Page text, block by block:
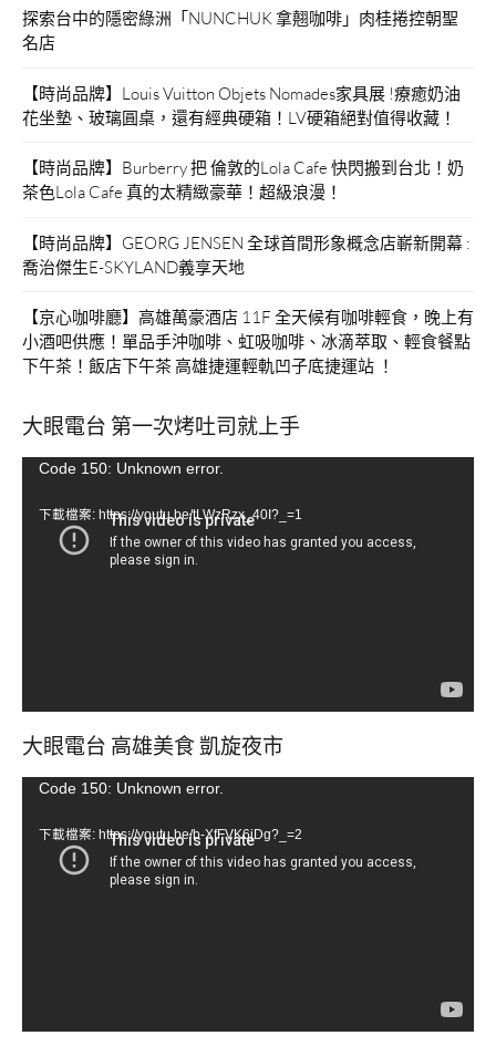
探索台中的隱密綠洲「NUNCHUK 拿翹咖啡」肉桂捲控朝聖
名店
【時尚品牌】Louis Vuitton Objets Nomades家具展 !療癒奶油
花坐墊、玻璃圓桌，還有經典硬箱！LV硬箱絕對值得收藏！
【時尚品牌】Burberry 把 倫敦的Lola Cafe 快閃搬到台北！奶
茶色Lola Cafe 真的太精緻豪華！超級浪漫！
【時尚品牌】GEORG JENSEN 全球首間形象概念店嶄新開幕 :
喬治傑生E-SKYLAND義享天地
【京心咖啡廳】高雄萬豪酒店 11F 全天候有咖啡輕食，晚上有
小酒吧供應！單品手沖咖啡、虹吸咖啡、冰滴萃取、輕食餐點
下午茶！飯店下午茶 高雄捷運輕軌凹子底捷運站 ！
大眼電台 第一次烤吐司就上手
視Code 150: Unknown error.
下載檔案: https://youtu.be/tLWzRzx_40I?_=1
大眼電台 高雄美食 凱旋夜市
視Code 150: Unknown error.
下載檔案: https://youtu.be/b-XfFVK6jDg?_=2